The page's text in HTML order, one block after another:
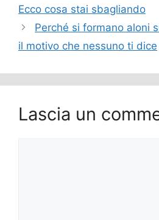
Ecco cosa stai sbagliando
Perché si formano aloni
il motivo che nessuno ti dice
Lascia un